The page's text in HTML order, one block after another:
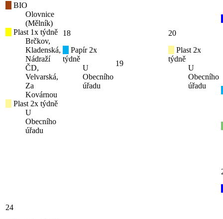
BIO
Olovnice
(Mělník)
Plast 1x týdně
Brčkov,
Kladenská,
Nádraží
ČD,
Velvarská,
Za
Kovárnou
Plast 2x týdně
U
Obecního
úřadu
18
Papír 2x
týdně
U
Obecního
úřadu
19
20
Plast 2x
týdně
U
Obecního
úřadu
24